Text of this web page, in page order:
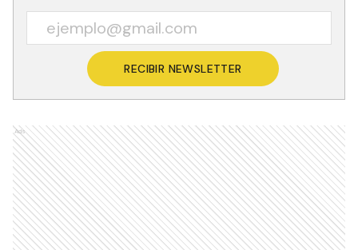
RECIBIR NEWSLETTER
Ads